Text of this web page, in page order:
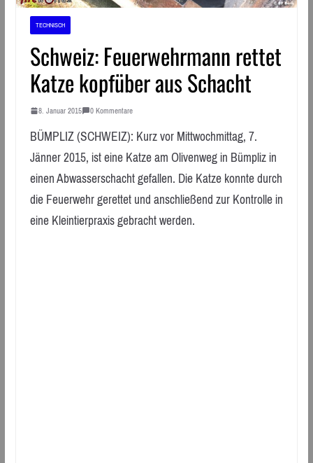
TECHNISCH
Schweiz: Feuerwehrmann rettet
Katze kopfüber aus Schacht
8. Januar 2015 0 Kommentare
BÜMPLIZ (SCHWEIZ): Kurz vor Mittwochmittag, 7.
Jänner 2015, ist eine Katze am Olivenweg in Bümpliz in
einen Abwasserschacht gefallen. Die Katze konnte durch
die Feuerwehr gerettet und anschließend zur Kontrolle in
eine Kleintierpraxis gebracht werden.